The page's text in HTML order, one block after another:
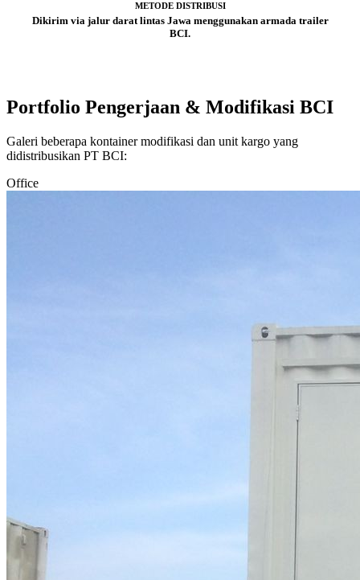
METODE DISTRIBUSI
Dikirim via jalur darat lintas Jawa menggunakan armada trailer
BCI.
Portfolio Pengerjaan & Modifikasi BCI
Galeri beberapa kontainer modifikasi dan unit kargo yang
didistribusikan PT BCI:
Office